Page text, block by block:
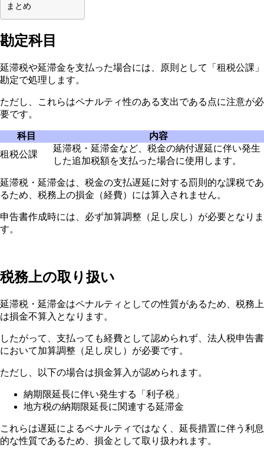
まとめ
勘定科目
延滞税や延滞金を支払った場合には、原則として「租税公課」
勘定で処理します。
ただし、これらはペナルティ性のある支出である点に注意が必
要です。
科目
内容
租税公課
延滞税・延滞金など、税金の納付遅延に伴い発生
した追加税額を支払った場合に使用します。
延滞税・延滞金は、税金の支払遅延に対する罰則的な課税であ
るため、税務上の損金（経費）には算入されません。
申告書作成時には、必ず加算調整（足し戻し）が必要となりま
す。
税務上の取り扱い
延滞税・延滞金はペナルティとしての性質があるため、税務上
は損金不算入となります。
したがって、支払っても経費として認められず、法人税申告書
において加算調整（足し戻し）が必要です。
ただし、以下の場合は損金算入が認められます。
納期限延長に伴い発生する「利子税」
地方税の納期限延長に関連する延滞金
これらは遅延によるペナルティではなく、延長措置に伴う利息
的な性質であるため、損金として取り扱われます。